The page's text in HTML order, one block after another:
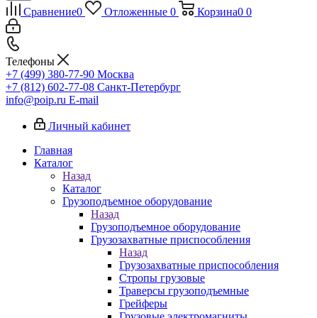
Сравнение0 Отложенные 0 Корзина0 0
Телефоны
+7 (499) 380-77-90 Москва
+7 (812) 602-77-08 Санкт-Петербург
info@poip.ru E-mail
Личный кабинет
Главная
Каталог
Назад
Каталог
Грузоподъемное оборудование
Назад
Грузоподъемное оборудование
Грузозахватные приспособления
Назад
Грузозахватные приспособления
Стропы грузовые
Траверсы грузоподъемные
Грейферы